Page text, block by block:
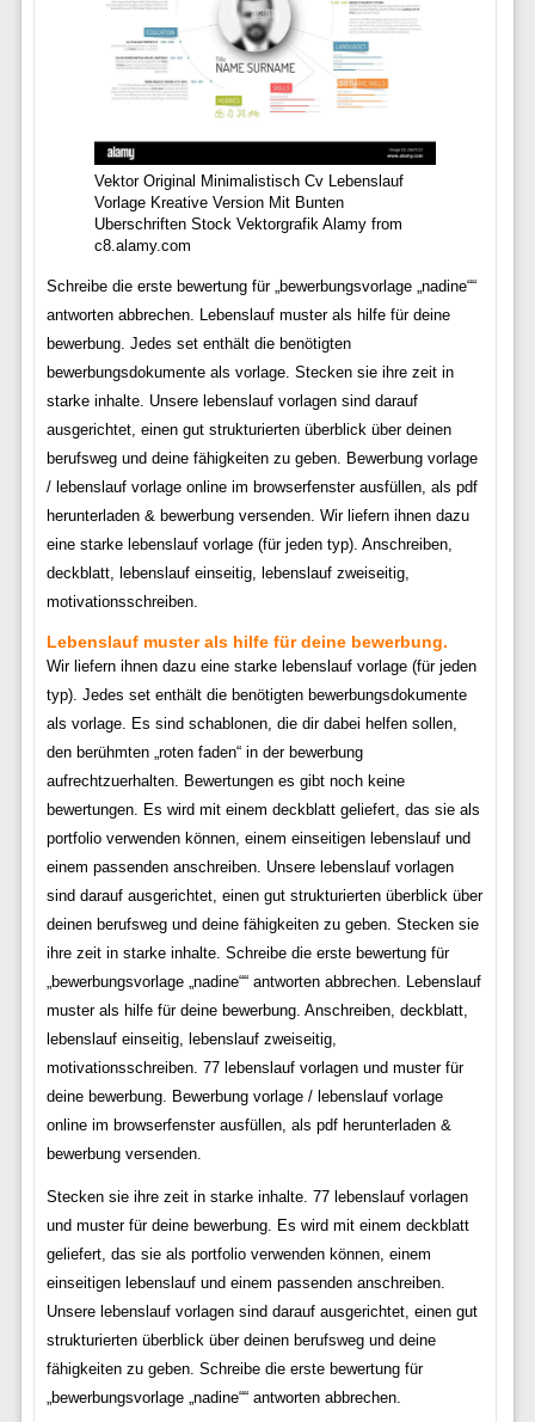
Vektor Original Minimalistisch Cv Lebenslauf
Vorlage Kreative Version Mit Bunten
Uberschriften Stock Vektorgrafik Alamy from
c8.alamy.com
Schreibe die erste bewertung für „bewerbungsvorlage „nadine““
antworten abbrechen. Lebenslauf muster als hilfe für deine
bewerbung. Jedes set enthält die benötigten
bewerbungsdokumente als vorlage. Stecken sie ihre zeit in
starke inhalte. Unsere lebenslauf vorlagen sind darauf
ausgerichtet, einen gut strukturierten überblick über deinen
berufsweg und deine fähigkeiten zu geben. Bewerbung vorlage
/ lebenslauf vorlage online im browserfenster ausfüllen, als pdf
herunterladen & bewerbung versenden. Wir liefern ihnen dazu
eine starke lebenslauf vorlage (für jeden typ). Anschreiben,
deckblatt, lebenslauf einseitig, lebenslauf zweiseitig,
motivationsschreiben.
Lebenslauf muster als hilfe für deine bewerbung.
Wir liefern ihnen dazu eine starke lebenslauf vorlage (für jeden
typ). Jedes set enthält die benötigten bewerbungsdokumente
als vorlage. Es sind schablonen, die dir dabei helfen sollen,
den berühmten „roten faden“ in der bewerbung
aufrechtzuerhalten. Bewertungen es gibt noch keine
bewertungen. Es wird mit einem deckblatt geliefert, das sie als
portfolio verwenden können, einem einseitigen lebenslauf und
einem passenden anschreiben. Unsere lebenslauf vorlagen
sind darauf ausgerichtet, einen gut strukturierten überblick über
deinen berufsweg und deine fähigkeiten zu geben. Stecken sie
ihre zeit in starke inhalte. Schreibe die erste bewertung für
„bewerbungsvorlage „nadine““ antworten abbrechen. Lebenslauf
muster als hilfe für deine bewerbung. Anschreiben, deckblatt,
lebenslauf einseitig, lebenslauf zweiseitig,
motivationsschreiben. 77 lebenslauf vorlagen und muster für
deine bewerbung. Bewerbung vorlage / lebenslauf vorlage
online im browserfenster ausfüllen, als pdf herunterladen &
bewerbung versenden.
Stecken sie ihre zeit in starke inhalte. 77 lebenslauf vorlagen
und muster für deine bewerbung. Es wird mit einem deckblatt
geliefert, das sie als portfolio verwenden können, einem
einseitigen lebenslauf und einem passenden anschreiben.
Unsere lebenslauf vorlagen sind darauf ausgerichtet, einen gut
strukturierten überblick über deinen berufsweg und deine
fähigkeiten zu geben. Schreibe die erste bewertung für
„bewerbungsvorlage „nadine““ antworten abbrechen.